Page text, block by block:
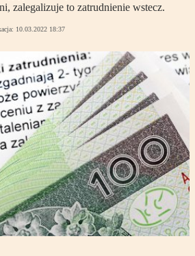
zalegalizuje to zatrudnienie wstecz.
10.03.2022 18:37